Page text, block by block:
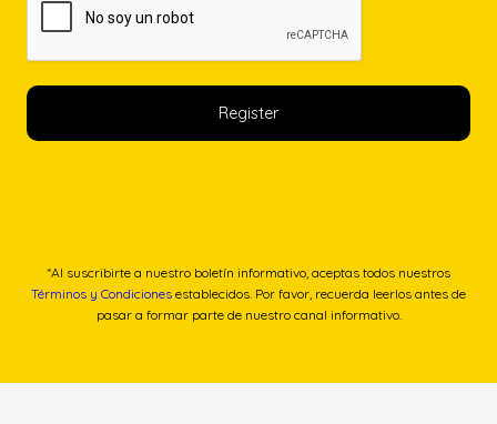
*Al suscribirte a nuestro boletín informativo, aceptas todos nuestros
Términos y Condiciones establecidos. Por favor, recuerda leerlos antes de
pasar a formar parte de nuestro canal informativo.